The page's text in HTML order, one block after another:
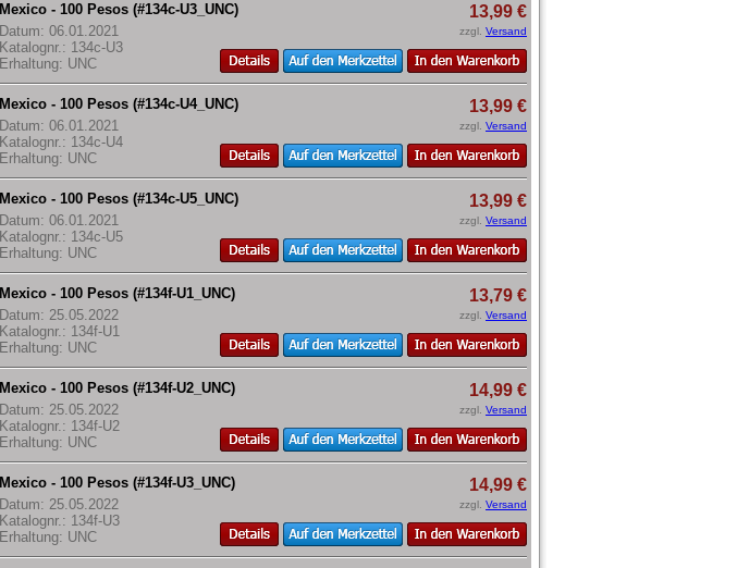
Mexico - 100 Pesos (#134c-U3_UNC)
Datum: 06.01.2021
Katalognr.: 134c-U3
Erhaltung: UNC
13,99 €
zzgl. Versand
Mexico - 100 Pesos (#134c-U4_UNC)
Datum: 06.01.2021
Katalognr.: 134c-U4
Erhaltung: UNC
13,99 €
zzgl. Versand
Mexico - 100 Pesos (#134c-U5_UNC)
Datum: 06.01.2021
Katalognr.: 134c-U5
Erhaltung: UNC
13,99 €
zzgl. Versand
Mexico - 100 Pesos (#134f-U1_UNC)
Datum: 25.05.2022
Katalognr.: 134f-U1
Erhaltung: UNC
13,79 €
zzgl. Versand
Mexico - 100 Pesos (#134f-U2_UNC)
Datum: 25.05.2022
Katalognr.: 134f-U2
Erhaltung: UNC
14,99 €
zzgl. Versand
Mexico - 100 Pesos (#134f-U3_UNC)
Datum: 25.05.2022
Katalognr.: 134f-U3
Erhaltung: UNC
14,99 €
zzgl. Versand